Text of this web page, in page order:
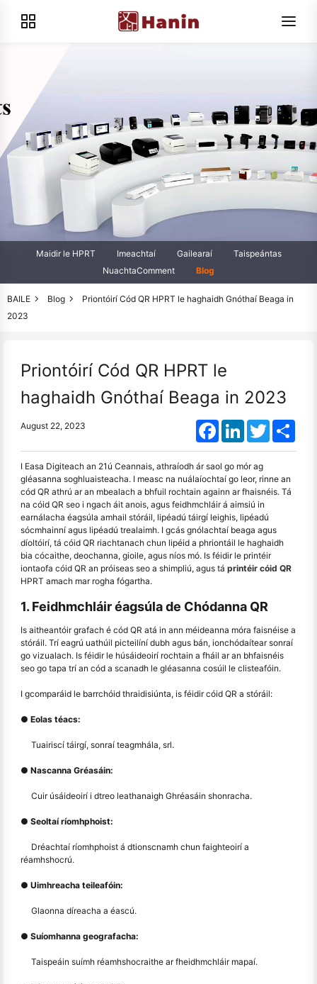
Maidir le HPRT Imeachtaí Gailearaí
Taispeántas
NuachtaComment
Blog
BAILE Blog
Priontóirí Cód QR HPRT le haghaidh Gnóthaí Beaga in
2023
Priontóirí Cód QR HPRT le
haghaidh Gnóthaí Beaga in 2023
August 22, 2023 FacebookLinkedInTwitter
I Easa Digiteach an 21ú Ceannais, athraíodh ár saol go mór ag
gléasanna soghluaisteacha. I measc na nuálaíochtaí go leor, rinne an
cód QR athrú ar an mbealach a bhfuil rochtain againn ar fhaisnéis. Tá
na cóid QR seo i ngach áit anois, agus feidhmchláir á aimsiú in
earnálacha éagsúla amhail stóráil, lipéadú táirgí leighis, lipéadú
sócmhainní agus lipéadú trealaimh. I gcás gnólachtaí beaga agus
díoltóirí, tá cóid QR riachtanach chun lipéid a phriontáil le haghaidh
bia cócaithe, deochanna, gioile, agus níos mó. Is féidir le printéir
iontaofa cóid QR an próiseas seo a shimpliú, agus tá printéir cóid QR
HPRT amach mar rogha fógartha.
1. Feidhmchláir éagsúla de Chódanna QR
Is aitheantóir grafach é cód QR atá in ann méideanna móra faisnéise a
stóráil. Trí eagrú uathúil picteilíní dubh agus bán, ionchódaítear sonraí
go vizualach. Is féidir le húsáideoirí rochtain a fháil ar an bhfaisnéis
seo go tapa trí an cód a scanadh le gléasanna cosúil le clisteafóin.
I gcomparáid le barrchóid thraidisiúnta, is féidir cóid QR a stóráil:
● Eolas téacs:
Tuairiscí táirgí, sonraí teagmhála, srl.
● Nascanna Gréasáin:
Cuir úsáideoirí i dtreo leathanaigh Ghréasáin shonracha.
● Seoltaí ríomhphoist:
Dréachtaí ríomhphoist á dtionscnamh chun faighteoirí a
réamhshocrú.
● Uimhreacha teileafóin:
Glaonna díreacha a éascú.
● Suíomhanna geografacha:
Taispeáin suímh réamhshocraithe ar fheidhmchláir mapaí.